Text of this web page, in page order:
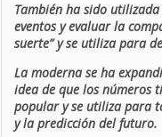
También ha sido
eventos y evaluar la
suerte” y se utiliza para
La moderna se ha
idea de que los números
popular y se utiliza para
y la predicción del futuro.